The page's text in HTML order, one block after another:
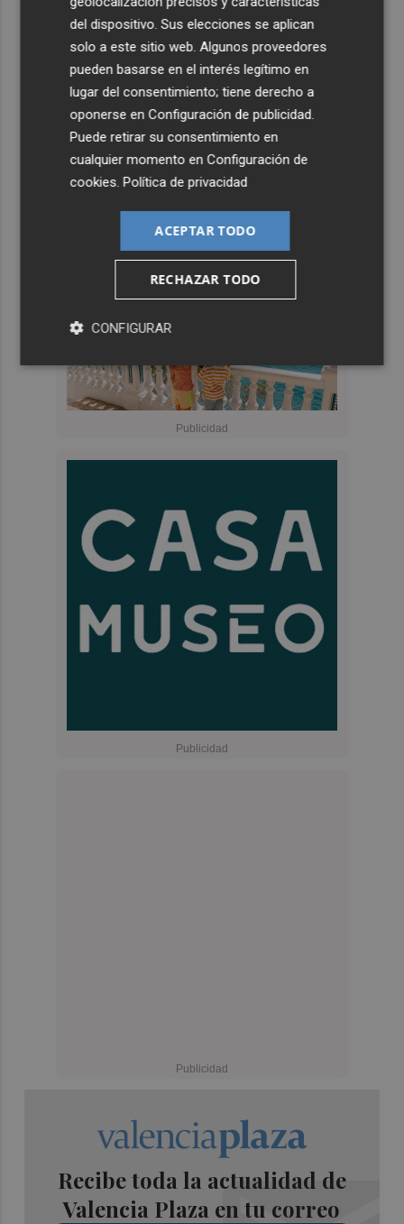
Recibe toda la actualidad de
Valencia Plaza en tu correo
del dispositivo. Sus elecciones se aplican
solo a este sitio web. Algunos proveedores
pueden basarse en el interés legítimo en
lugar del consentimiento; tiene derecho a
oponerse enConfiguración de publicidad
Puede retirar su consentimiento en
cualquier momento enConfiguración de
cookies .Política de privacidad
ACEPTAR TODO
RECHAZAR TODO
CONFIGURAR